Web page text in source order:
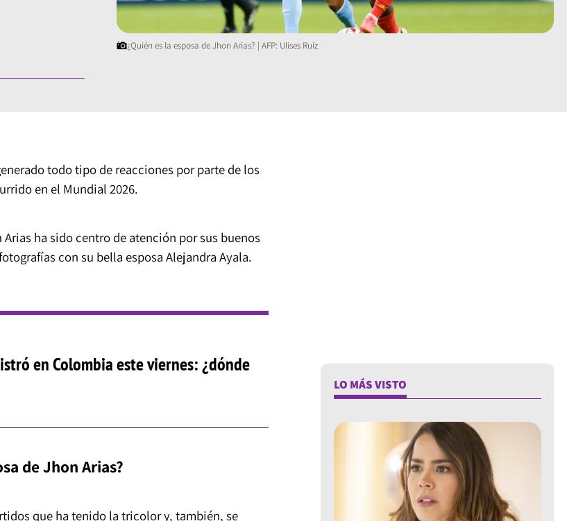
¿Quién es la esposa de Jhon Arias? | AFP: Ulises Ruíz
todo tipo de reacciones por parte de los
en el Mundial 2026.
ha sido centro de atención por sus buenos
con su bella esposa Alejandra Ayala.
en Colombia este viernes: ¿dónde
de Jhon Arias?
que ha tenido la tricolor y, también, se
LO MÁS VISTO